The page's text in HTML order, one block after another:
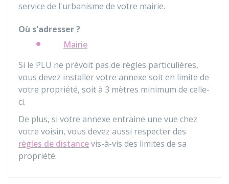
service de l'urbanisme de votre mairie.
Où s'adresser ?
Mairie
Si le PLU ne prévoit pas de règles particulières,
vous devez installer votre annexe soit en limite de
votre propriété, soit à 3 mètres minimum de celle-
ci.
De plus, si votre annexe entraine une vue chez
votre voisin, vous devez aussi respecter des
règles de distancevis-à-vis des limites de sa
propriété.